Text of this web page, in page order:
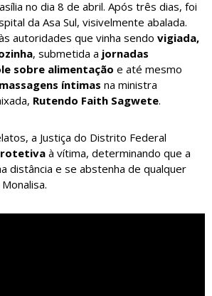
no dia 8 de abril. Após três dias, foi
da Asa Sul, visivelmente abalada.
autoridades que vinha sendo vigiada,
, submetida a jornadas
sobre alimentação e até mesmo
íntimas na ministra
Rutendo Faith Sagwete.
a Justiça do Distrito Federal
à vítima, determinando que a
distância e se abstenha de qualquer